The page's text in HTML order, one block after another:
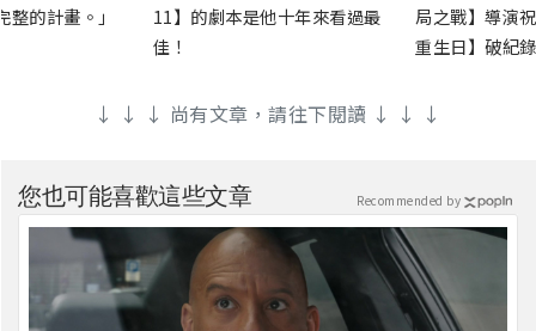
的計畫。」
11】的劇本是他十年來看過最
佳！
局之戰】導演
重生日】破紀
↓ ↓ ↓ 尚有文章，請往下閱讀 ↓ ↓ ↓
您也可能喜歡這些文章 Recommended by